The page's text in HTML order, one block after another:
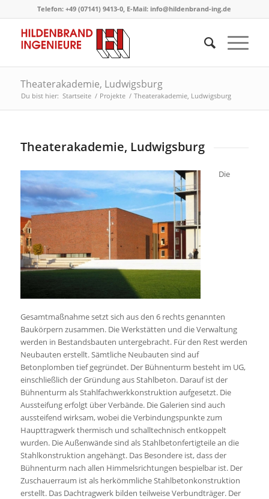
Telefon: +49 (07141) 9413-0, E-Mail: info@hildenbrand-ing.de
Theaterakademie, Ludwigsburg
Du bist hier: Startseite / Projekte / Theaterakademie, Ludwigsburg
Theaterakademie, Ludwigsburg
Die
Gesamtmaßnahme setzt sich aus den 6 rechts genannten
Baukörpern zusammen. Die Werkstätten und die Verwaltung
werden in Bestandsbauten untergebracht. Für den Rest werden
Neubauten erstellt. Sämtliche Neubauten sind auf
Betonplomben tief gegründet. Der Bühnenturm besteht im UG,
einschließlich der Gründung aus Stahlbeton. Darauf ist der
Bühnenturm als Stahlfachwerkkonstruktion aufgesetzt. Die
Aussteifung erfolgt über Verbände. Die Galerien sind auch
aussteifend wirksam, wobei die Verbindungspunkte zum
Haupttragwerk thermisch und schalltechnisch entkoppelt
wurden. Die Außenwände sind als Stahlbetonfertigteile an die
Stahlkonstruktion angehängt. Das Besondere ist, dass der
Bühnenturm nach allen Himmelsrichtungen bespielbar ist. Der
Zuschauerraum ist als herkömmliche Stahlbetonkonstruktion
erstellt. Das Dachtragwerk bilden teilweise Verbundträger. Der